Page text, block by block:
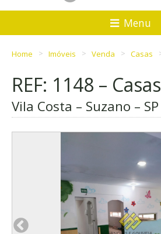
Menu
Home Imóveis Venda Casas
REF: 1148 – Casas
Vila Costa – Suzano – SP